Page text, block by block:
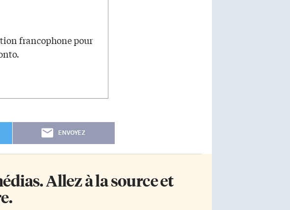
francophone pour
ENVOYEZ
Allez à la source et